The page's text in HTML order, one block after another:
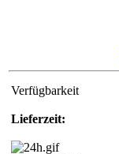
Verfügbarkeit
Lieferzeit: